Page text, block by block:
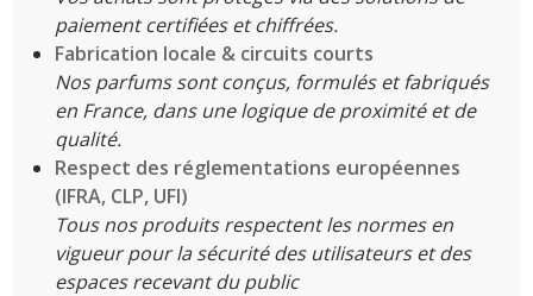
paiement certifiées et chiffrées.
Fabrication locale & circuits courts
Nos parfums sont conçus, formulés et fabriqués
en France, dans une logique de proximité et de
qualité.
Respect des réglementations européennes
(IFRA, CLP, UFI)
Tous nos produits respectent les normes en
vigueur pour la sécurité des utilisateurs et des
espaces recevant du public